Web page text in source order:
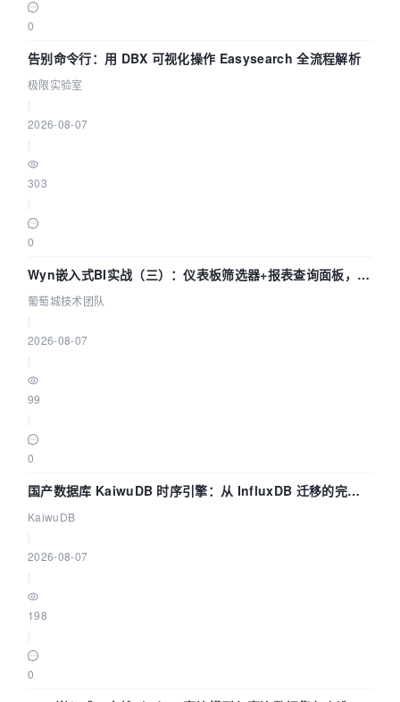
0
告别命令行：用 DBX 可视化操作 Easysearch 全流程解析
极限实验室
2026-08-07
303
0
Wyn嵌入式BI实战（三）：仪表板筛选器+报表查询面板，参
数联动全闭环
葡萄城技术团队
2026-08-07
99
0
国产数据库 KaiwuDB 时序引擎：从 InfluxDB 迁移的完整
技术路径
KaiwuDB
2026-08-07
198
0